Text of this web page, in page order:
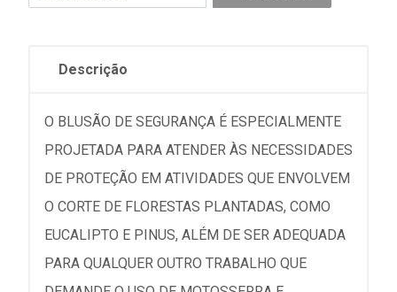
Descrição
O BLUSÃO DE SEGURANÇA É ESPECIALMENTE
PROJETADA PARA ATENDER ÀS NECESSIDADES
DE PROTEÇÃO EM ATIVIDADES QUE ENVOLVEM
O CORTE DE FLORESTAS PLANTADAS, COMO
EUCALIPTO E PINUS, ALÉM DE SER ADEQUADA
PARA QUALQUER OUTRO TRABALHO QUE